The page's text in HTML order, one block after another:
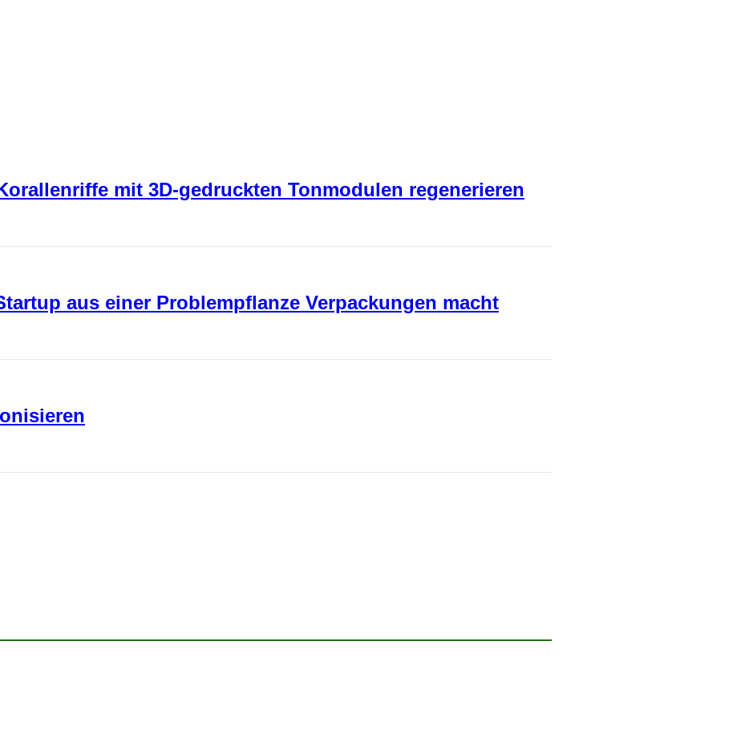
mit 3D-gedruckten Tonmodulen regenerieren
aus einer Problempflanze Verpackungen macht